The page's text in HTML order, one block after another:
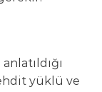
yüklü ve